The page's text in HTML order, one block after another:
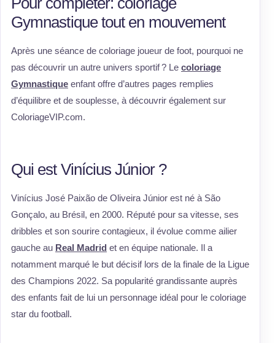
Gymnastique tout en mouvement
Après une séance de coloriage joueur de foot, pourquoi ne
pas découvrir un autre univers sportif ? Le coloriage
Gymnastique enfant offre d’autres pages remplies
d’équilibre et de souplesse, à découvrir également sur
ColoriageVIP.com.
Qui est Vinícius Júnior ?
Vinícius José Paixão de Oliveira Júnior est né à São
Gonçalo, au Brésil, en 2000. Réputé pour sa vitesse, ses
dribbles et son sourire contagieux, il évolue comme ailier
gauche au Real Madrid et en équipe nationale. Il a
notamment marqué le but décisif lors de la finale de la Ligue
des Champions 2022. Sa popularité grandissante auprès
des enfants fait de lui un personnage idéal pour le coloriage
star du football.